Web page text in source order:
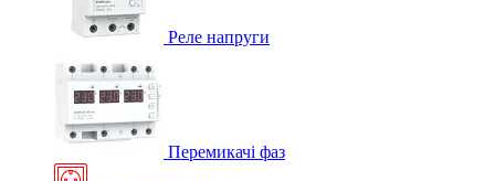
Реле напруги
Перемикачі фаз